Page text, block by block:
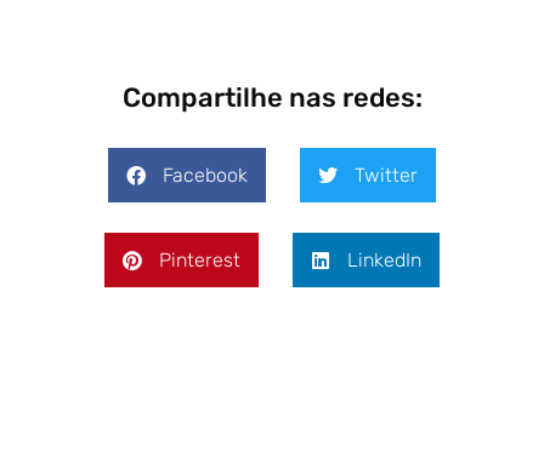
Compartilhe nas redes:
Facebook Twitter
Pinterest LinkedIn